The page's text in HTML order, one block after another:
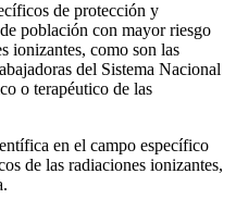
de protección y
población con mayor riesgo
ionizantes, como son las
del Sistema Nacional
o terapéutico de las
en el campo específico
de las radiaciones ionizantes,